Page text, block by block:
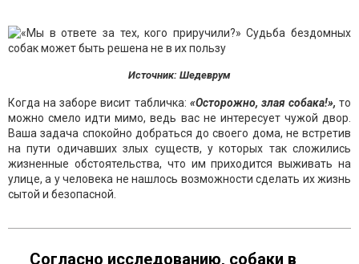
Источник: Шедеврум
Когда на заборе висит табличка: «Осторожно, злая собака!», то
можно смело идти мимо, ведь вас не интересует чужой двор.
Ваша задача спокойно добраться до своего дома, не встретив
на пути одичавших злых существ, у которых так сложились
жизненные обстоятельства, что им приходится выживать на
улице, а у человека не нашлось возможности сделать их жизнь
сытой и безопасной.
Согласно исследованию, собаки в